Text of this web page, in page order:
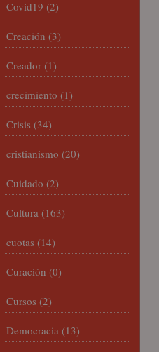
Covid19 (2)
Creación (3)
Creador (1)
crecimiento (1)
Crisis (34)
cristianismo (20)
Cuidado (2)
Cultura (163)
cuotas (14)
Curación (0)
Cursos (2)
Democracia (13)